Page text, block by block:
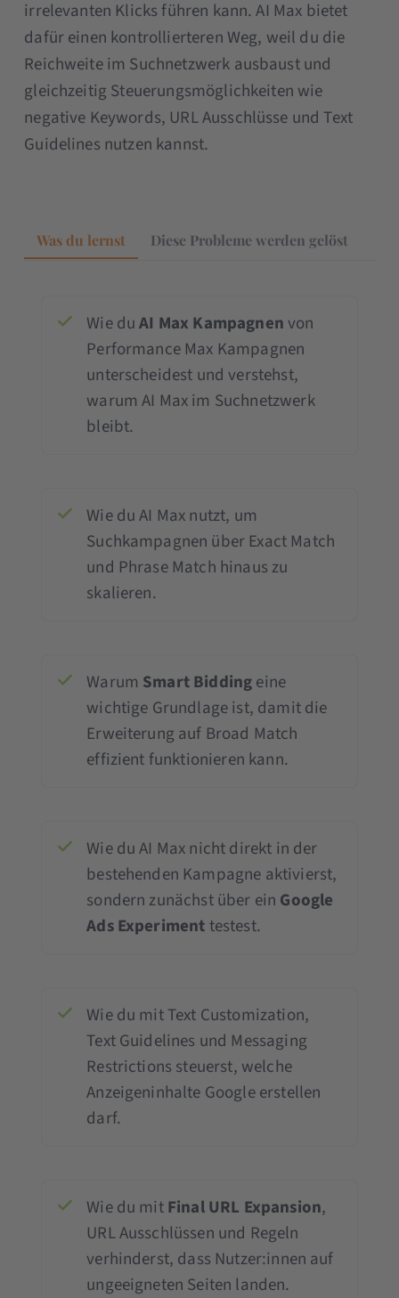
irrelevanten Klicks führen kann. AI Max bietet
dafür einen kontrollierteren Weg, weil du die
Reichweite im Suchnetzwerk ausbaust und
gleichzeitig Steuerungsmöglichkeiten wie
negative Keywords, URL Ausschlüsse und Text
Guidelines nutzen kannst.
Was du lernst Diese Probleme werden gelöst
Wie duAI Max Kampagnenvon
Performance Max Kampagnen
unterscheidest und verstehst,
warum AI Max im Suchnetzwerk
bleibt.
Wie du AI Max nutzt, um
Suchkampagnen über Exact Match
und Phrase Match hinaus zu
skalieren.
Warum Smart Biddingeine
wichtige Grundlage ist, damit die
Erweiterung auf Broad Match
effizient funktionieren kann.
Wie du AI Max nicht direkt in der
bestehenden Kampagne aktivierst,
sondern zunächst über ein Google
Ads Experimenttestest.
Wie du mit Text Customization,
Text Guidelines und Messaging
Restrictions steuerst, welche
Anzeigeninhalte Google erstellen
darf.
Wie du mitFinal URL Expansion,
URL Ausschlüssen und Regeln
verhinderst, dass Nutzer:innen auf
ungeeigneten Seiten landen.